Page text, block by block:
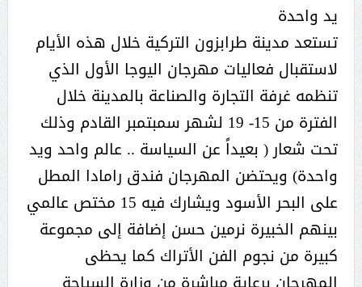
يد واحدة
تستعد مدينة طرابزون التركية خلال هذه الأيام
لاستقبال فعاليات مهرجان اليوجا الأول الذي
تنظمه غرفة التجارة والصناعة بالمدينة خلال
الفترة من 15- 19 لشهر سمبتمبر القادم وذلك
تحت شعار ( بعيداً عن السياسة .. عالم واحد ويد
واحدة) ويحتضن المهرجان فندق رامادا المطل
على البحر الأسود ويشارك فيه 15 مختص عالمي
بينهم الخبيرة نرمين حسن إضافة إلى مجموعة
كبيرة من نجوم الفن الأتراك كما يحظى